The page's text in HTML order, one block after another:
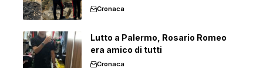
Cronaca
Lutto a Palermo, Rosario Romeo
era amico di tutti
Cronaca